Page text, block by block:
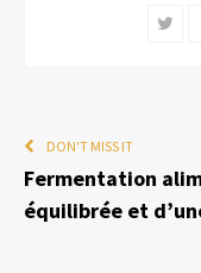
DON'T MISS IT
Fermentation
équilibrée et